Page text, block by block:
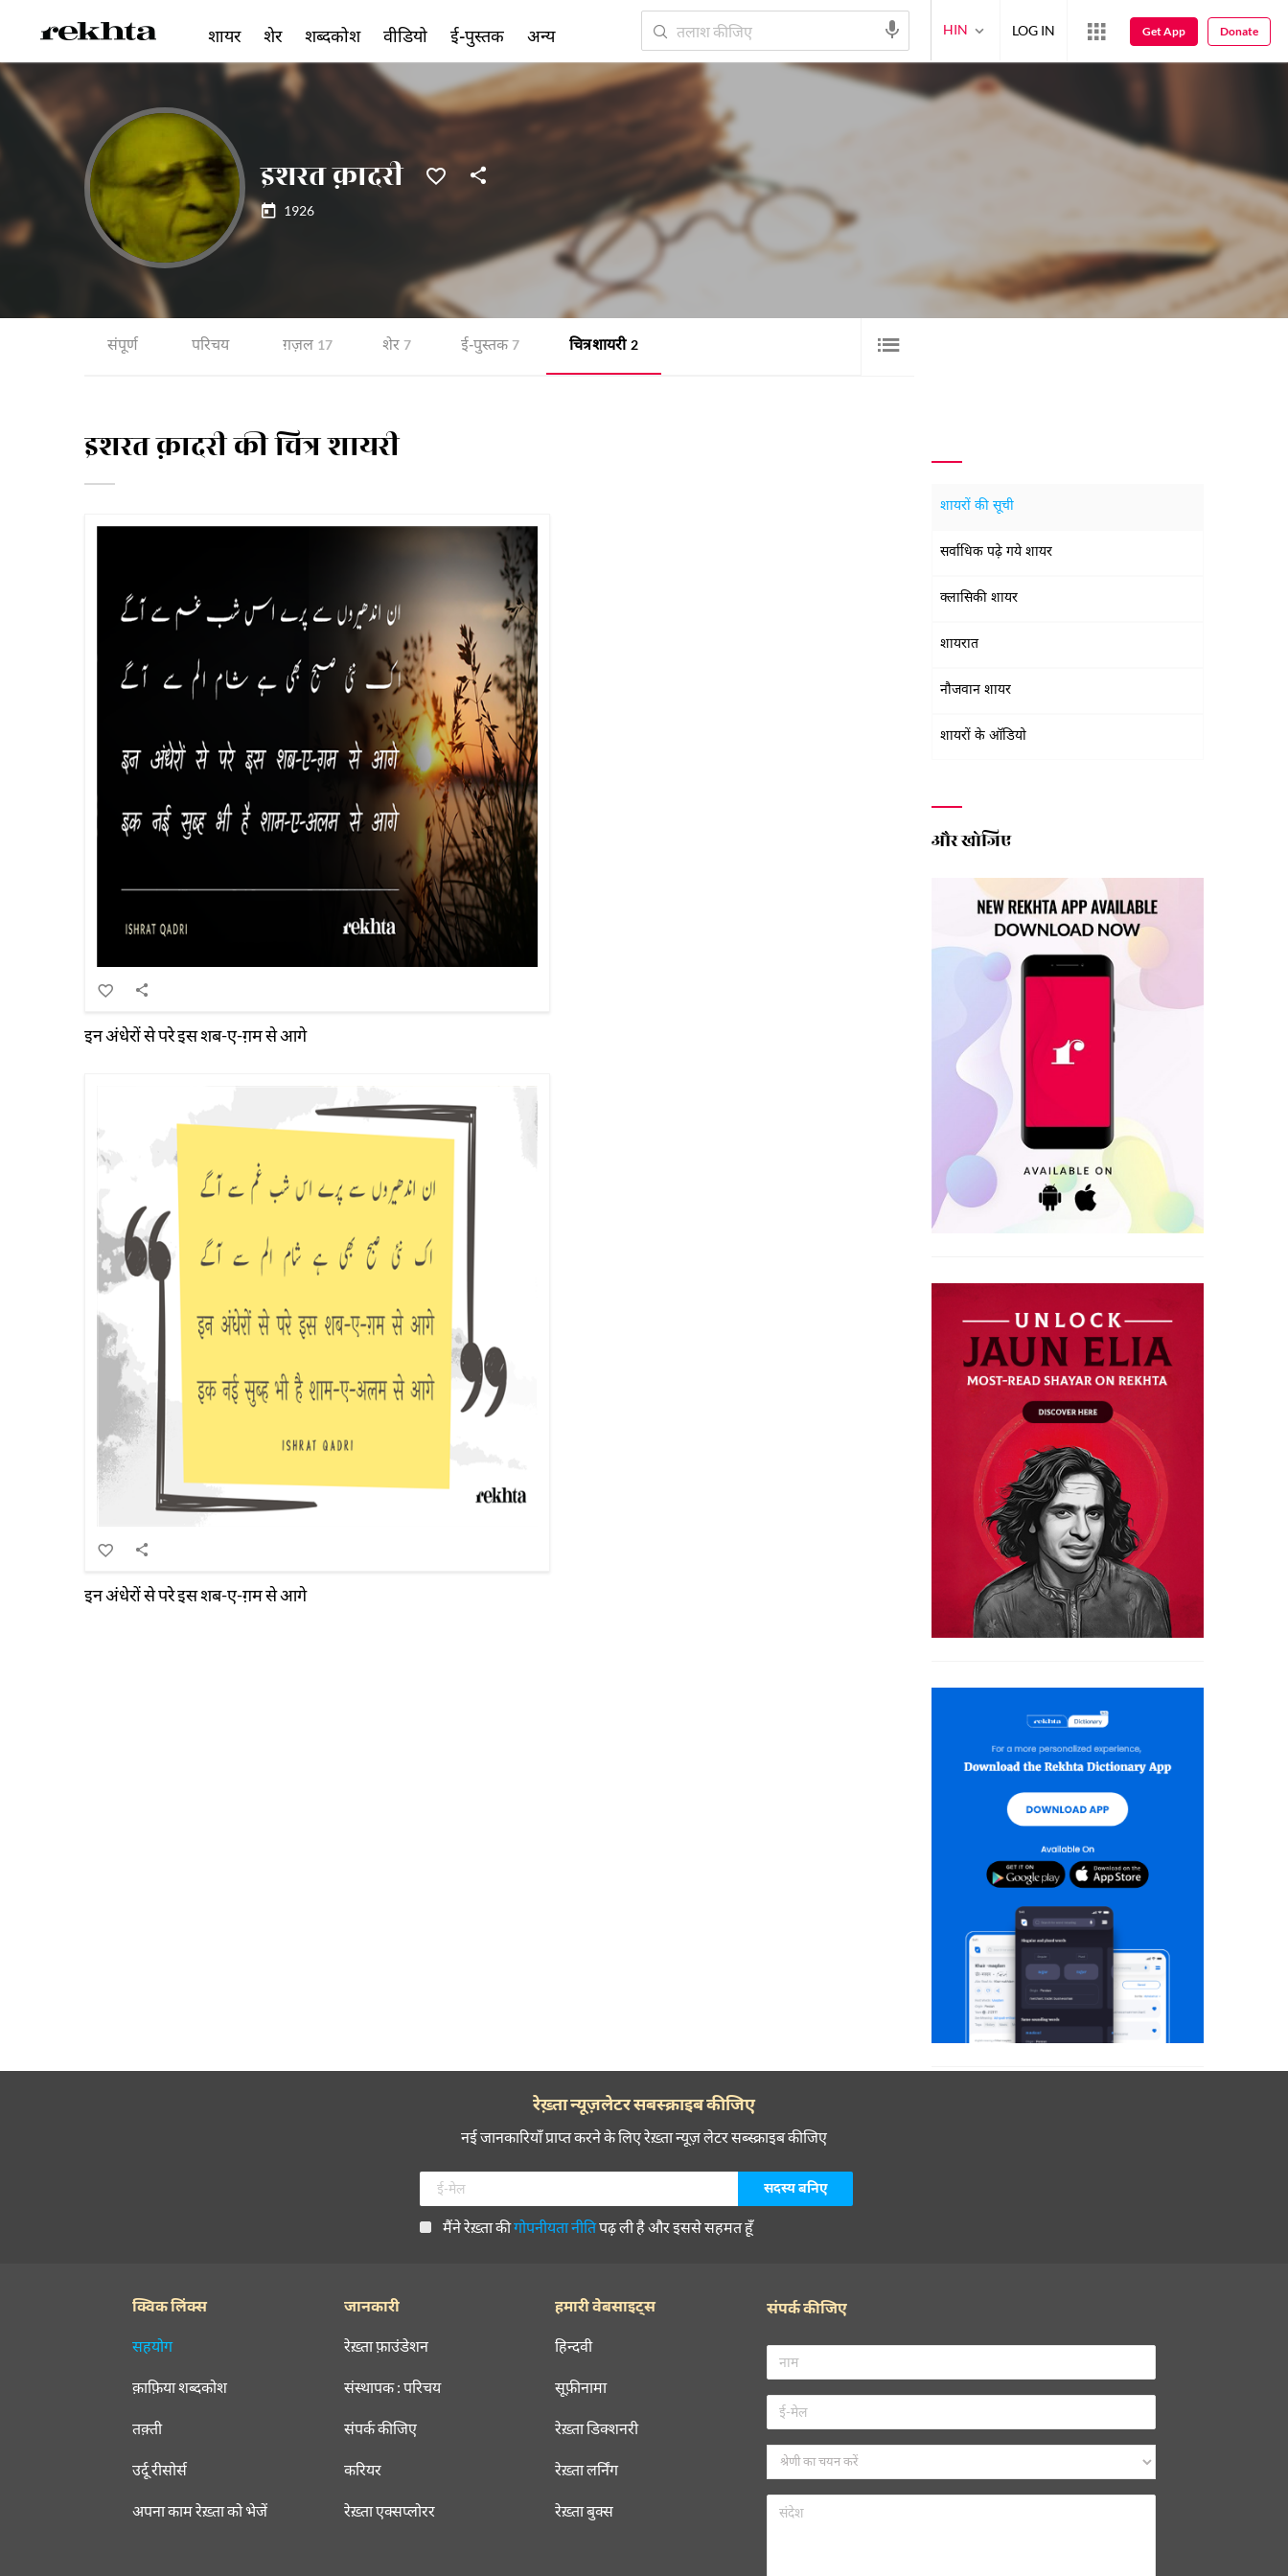
इशरत क़ादरी
1926
संपूर्ण परिचय ग़ज़ल 17 शेर 7 ई-पुस्तक 7 चित्र शायरी 2
इशरत क़ादरी की चित्र शायरी
इन अंधेरों से परे इस शब-ए-ग़म से आगे
इन अंधेरों से परे इस शब-ए-ग़म से आगे
शायरों की सूची
सर्वाधिक पढ़े गये शायर
क्लासिकी शायर
शायरात
नौजवान शायर
शायरों के ऑडियो
और खोजिए
शायर शेर शब्दकोश वीडियो ई-पुस्तक अन्य HIN LOG IN Get App Donate
रेख़्ता न्यूज़लेटर सबस्क्राइब कीजिए
नई जानकारियाँ प्राप्त करने के लिए रेख़्ता न्यूज़ लेटर सब्स्क्राइब कीजिए
मैंने रेख़्ता कीगोपनीयता नीतिपढ़ ली है और इससे सहमत हूँ
क्विक लिंक्स
सहयोग
क़ाफ़िया शब्दकोश
तक़्ती
उर्दू रीसोर्स
अपना काम रेख़्ता को भेजें
जानकारी
रेख़्ता फ़ाउंडेशन
संस्थापक : परिचय
संपर्क कीजिए
करियर
रेख़्ता एक्सप्लोरर
हमारी वेबसाइट्स
हिन्दवी
सूफ़ीनामा
रेख़्ता डिक्शनरी
रेख़्ता लर्निंग
रेख़्ता बुक्स
संपर्क कीजिए